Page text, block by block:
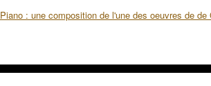
Piano : une composition de l'une des oeuvres de de